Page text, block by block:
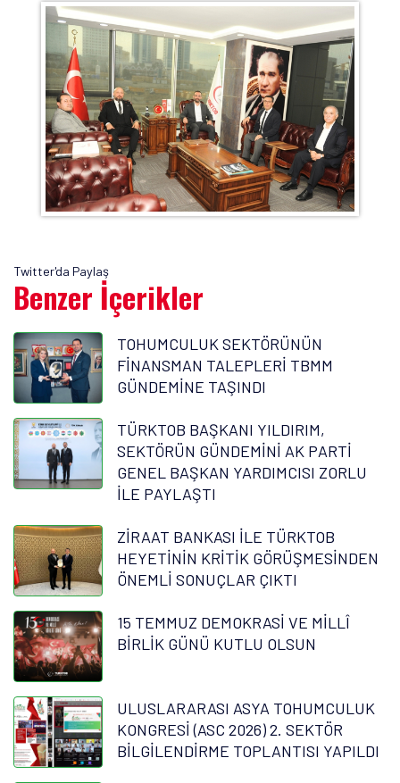
Twitter'da Paylaş
Benzer İçerikler
TOHUMCULUK SEKTÖRÜNÜN
FİNANSMAN TALEPLERİ TBMM
GÜNDEMİNE TAŞINDI
TÜRKTOB BAŞKANI YILDIRIM,
SEKTÖRÜN GÜNDEMİNİ AK PARTİ
GENEL BAŞKAN YARDIMCISI ZORLU
İLE PAYLAŞTI
ZİRAAT BANKASI İLE TÜRKTOB
HEYETİNİN KRİTİK GÖRÜŞMESİNDEN
ÖNEMLİ SONUÇLAR ÇIKTI
15 TEMMUZ DEMOKRASİ VE MİLLÎ
BİRLİK GÜNÜ KUTLU OLSUN
ULUSLARARASI ASYA TOHUMCULUK
KONGRESİ (ASC 2026) 2. SEKTÖR
BİLGİLENDİRME TOPLANTISI YAPILDI